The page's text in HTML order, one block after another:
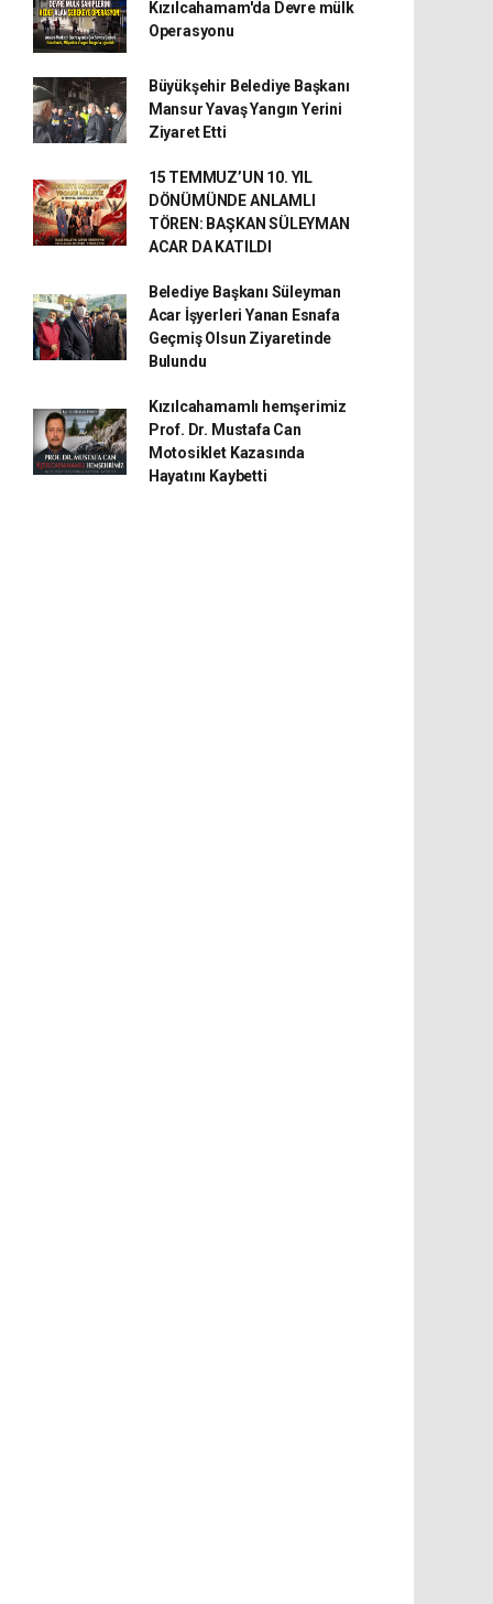
Kızılcahamam'da Devre mülk
Operasyonu
Büyükşehir Belediye Başkanı
Mansur Yavaş Yangın Yerini
Ziyaret Etti
15 TEMMUZ’UN 10. YIL
DÖNÜMÜNDE ANLAMLI
TÖREN: BAŞKAN SÜLEYMAN
ACAR DA KATILDI
Belediye Başkanı Süleyman
Acar İşyerleri Yanan Esnafa
Geçmiş Olsun Ziyaretinde
Bulundu
Kızılcahamamlı hemşerimiz
Prof. Dr. Mustafa Can
Motosiklet Kazasında
Hayatını Kaybetti